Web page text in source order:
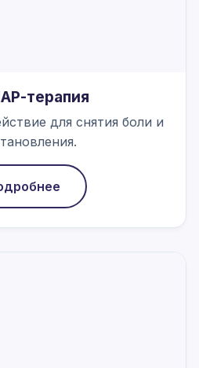
терапия
для снятия боли и